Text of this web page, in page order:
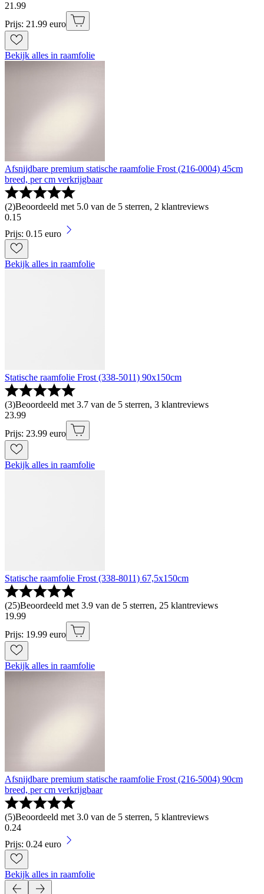
21 .99
Prijs: 21.99 euro
Bekijk alles in raamfolie
Afsnijdbare premium statische raamfolie Frost (216-0004) 45cm
breed, per cm verkrijgbaar
(2)Beoordeeld met 5.0 van de 5 sterren, 2 klantreviews
0.15
Prijs: 0.15 euro
Bekijk alles in raamfolie
Statische raamfolie Frost (338-5011) 90x150cm
(3)Beoordeeld met 3.7 van de 5 sterren, 3 klantreviews
23.99
Prijs: 23.99 euro
Bekijk alles in raamfolie
Statische raamfolie Frost (338-8011) 67,5x150cm
(25)Beoordeeld met 3.9 van de 5 sterren, 25 klantreviews
19.99
Prijs: 19.99 euro
Bekijk alles in raamfolie
Afsnijdbare premium statische raamfolie Frost (216-5004) 90cm
breed, per cm verkrijgbaar
(5)Beoordeeld met 3.0 van de 5 sterren, 5 klantreviews
0.24
Prijs: 0.24 euro
Bekijk alles in raamfolie